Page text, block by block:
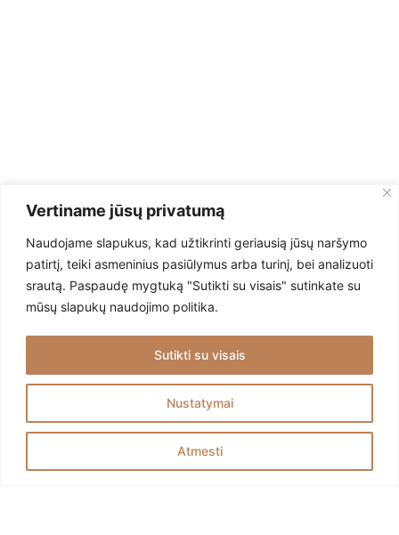
Vertiname jūsų privatumą
Naudojame slapukus, kad užtikrinti geriausią jūsų naršymo
patirtį, teiki asmeninius pasiūlymus arba turinį, bei analizuoti
srautą. Paspaudę mygtuką "Sutikti su visais" sutinkate su
mūsų slapukų naudojimo politika.
Nustatymai
Atmesti
Sutikti su visais
KATALOGAS
INFORMACIJA
Apie mus